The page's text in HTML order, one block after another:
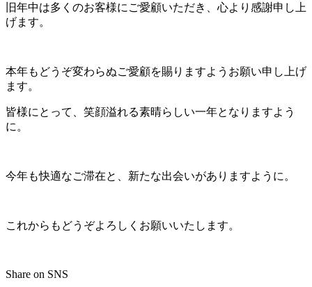
旧年中は多くのお客様にご愛顧いただき、心より感謝申し上
げます。
本年もどうぞ変わらぬご愛顧を賜りますようお願い申し上げ
ます。
皆様にとって、笑顔溢れる素晴らしい一年となりますよう
に。
今年も快適なご滞在と、新たな出会いがありますように。
これからもどうぞよろしくお願いいたします。
Share on SNS